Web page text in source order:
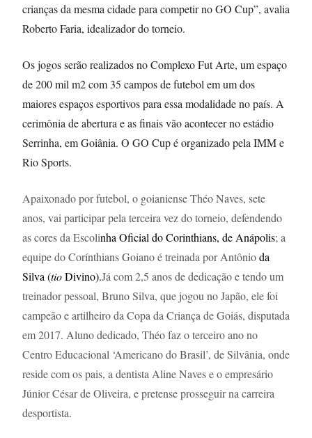
crianças da mesma cidade para competir no GO Cup”, avalia
Roberto Faria, idealizador do torneio.
Os jogos serão realizados no Complexo Fut Arte, um espaço
de 200 mil m2 com 35 campos de futebol em um dos
maiores espaços esportivos para essa modalidade no país. A
cerimônia de abertura e as finais vão acontecer no estádio
Serrinha, em Goiânia. O GO Cup é organizado pela IMM e
Rio Sports.
Apaixonado por futebol, o goianiense Théo Naves, sete
anos, vai participar pela terceira vez do torneio, defendendo
as cores da Escolinha Oficial do Corinthians, de Anápolis; a
equipe do Corínthians Goiano é treinada por Antônioda
Silva (tioDivino).Já com 2,5 anos de dedicação e tendo um
treinador pessoal, Bruno Silva, que jogou no Japão, ele foi
campeão e artilheiro da Copa da Criança de Goiás, disputada
em 2017. Aluno dedicado, Théo faz o terceiro ano no
Centro Educacional ‘Americano do Brasil’, de Silvânia, onde
reside com os pais, a dentista Aline Naves e o empresário
Júnior César de Oliveira, e pretense prosseguir na carreira
desportista.